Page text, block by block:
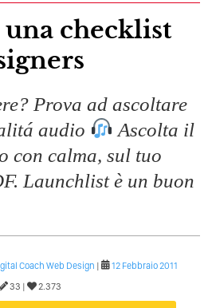
Più? Contenuti Di Valore O
Rumore…
Social Media? Probabilmente
Comunicazione Politica? Il
Braccia Incrociate
Il Mio Intervento Per
Del Wedding
Prova ad ascoltare
audio
Ascolta il
con calma, sul tuo
Launchlist è un buon
Coach Web Design |
12 Febbraio 2011
33 |
2.373